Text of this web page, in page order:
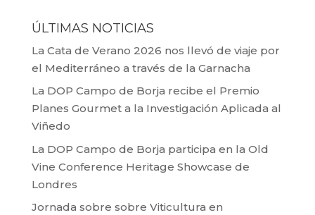
ÚLTIMAS NOTICIAS
La Cata de Verano 2026 nos llevó de viaje por
el Mediterráneo a través de la Garnacha
La DOP Campo de Borja recibe el Premio
Planes Gourmet a la Investigación Aplicada al
Viñedo
La DOP Campo de Borja participa en la Old
Vine Conference Heritage Showcase de
Londres
Jornada sobre sobre Viticultura en